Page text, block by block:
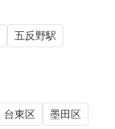
五反野駅
台東区
墨田区